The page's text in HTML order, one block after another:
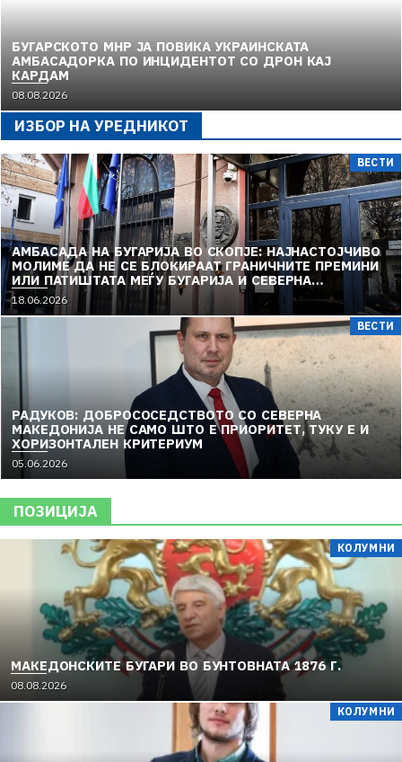
БУГАРСКОТО МНР ЈА ПОВИКА УКРАИНСКАТА
АМБАСАДОРКА ПО ИНЦИДЕНТОТ СО ДРОН КАЈ
КАРДАМ
08.08.2026
ИЗБОР НА УРЕДНИКОТ
ВЕСТИ
АМБАСАДА НА БУГАРИЈА ВО СКОПЈЕ: НАЈНАСТОЈЧИВО
МОЛИМЕ ДА НЕ СЕ БЛОКИРААТ ГРАНИЧНИТЕ ПРЕМИНИ
ИЛИ ПАТИШТАТА МЕЃУ БУГАРИЈА И СЕВЕРНА
МАКЕДОНИЈА
18.06.2026
ВЕСТИ
РАДУКОВ: ДОБРОСОСЕДСТВОТО СО СЕВЕРНА
МАКЕДОНИЈА НЕ САМО ШТО Е ПРИОРИТЕТ, ТУКУ Е И
ХОРИЗОНТАЛЕН КРИТЕРИУМ
05.06.2026
ПОЗИЦИЈА
КОЛУМНИ
МАКЕДОНСКИТЕ БУГАРИ ВО БУНТОВНАТА 1876 Г.
08.08.2026
КОЛУМНИ